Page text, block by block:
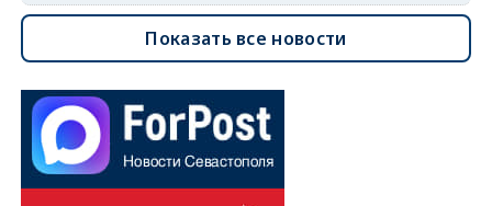
Показать все новости